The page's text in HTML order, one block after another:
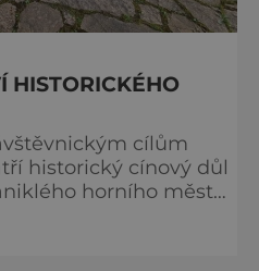
HISTORICKÉHO
cílům
historický cínový důl
horního města
památka je